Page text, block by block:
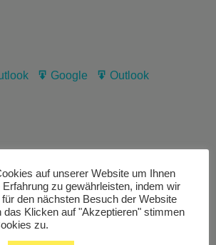
Export
Google
Export
Outlook
auf unserer Website um Ihnen
zu gewährleisten, indem wir
für den nächsten Besuch der Website
das Klicken auf "Akzeptieren" stimmen
zu.